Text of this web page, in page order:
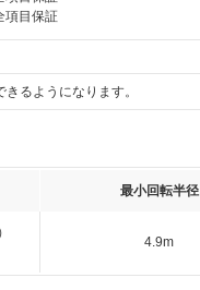
目保証
るようになります。
最小回転半径
4.9m